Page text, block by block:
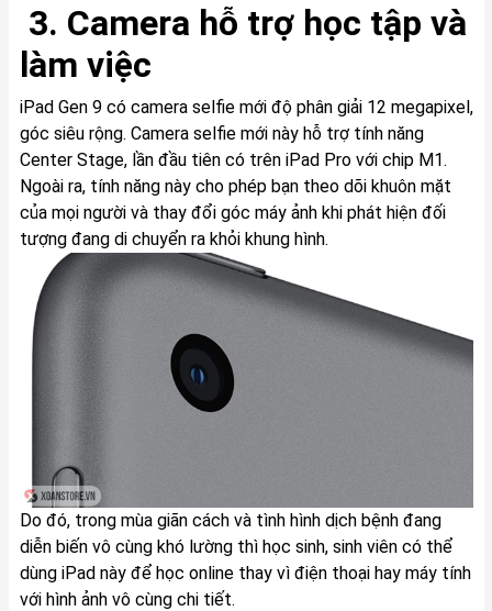
3. Camera hỗ trợ học tập và
làm việc
iPad Gen 9 có camera selfie mới độ phân giải 12 megapixel,
góc siêu rộng. Camera selfie mới này hỗ trợ tính năng
Center Stage, lần đầu tiên có trên iPad Pro với chip M1.
Ngoài ra, tính năng này cho phép bạn theo dõi khuôn mặt
của mọi người và thay đổi góc máy ảnh khi phát hiện đối
tượng đang di chuyển ra khỏi khung hình.
Do đó, trong mùa giãn cách và tình hình dịch bệnh đang
diễn biến vô cùng khó lường thì học sinh, sinh viên có thể
dùng iPad này để học online thay vì điện thoại hay máy tính
với hình ảnh vô cùng chi tiết.